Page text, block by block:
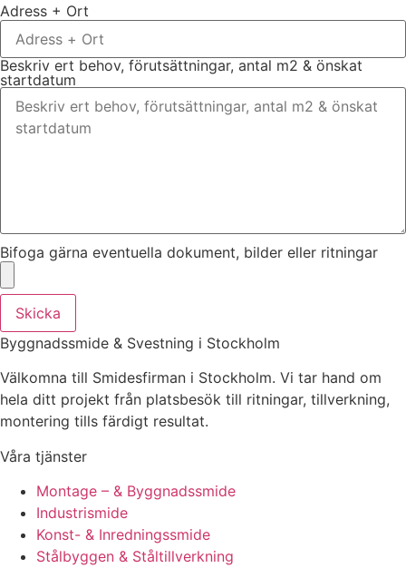
Adress + Ort
Beskriv ert behov, förutsättningar, antal m2 & önskat
startdatum
Bifoga gärna eventuella dokument, bilder eller ritningar
Skicka
Byggnadssmide & Svestning i Stockholm
Välkomna till Smidesfirman i Stockholm. Vi tar hand om
hela ditt projekt från platsbesök till ritningar, tillverkning,
montering tills färdigt resultat.
Våra tjänster
Montage – & Byggnadssmide
Industrismide
Konst- & Inredningssmide
Stålbyggen & Ståltillverkning